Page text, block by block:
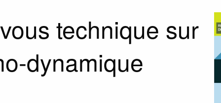
technique sur
dynamique